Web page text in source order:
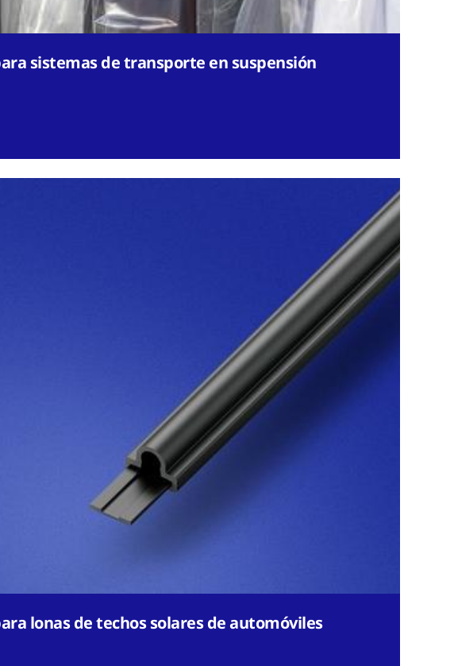
sistemas de transporte en suspensión
lonas de techos solares de automóviles